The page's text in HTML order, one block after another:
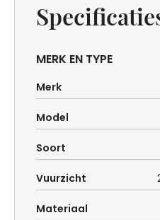
MERK EN TYPE
Merk
Model
Soort
Vuurzicht
Materiaal